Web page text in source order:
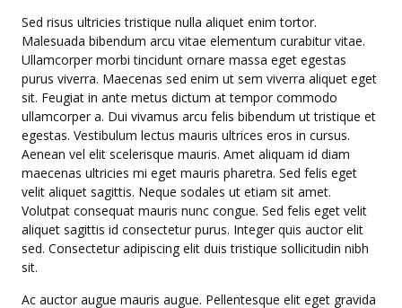
Sed risus ultricies tristique nulla aliquet enim tortor.
Malesuada bibendum arcu vitae elementum curabitur vitae.
Ullamcorper morbi tincidunt ornare massa eget egestas
purus viverra. Maecenas sed enim ut sem viverra aliquet eget
sit. Feugiat in ante metus dictum at tempor commodo
ullamcorper a. Dui vivamus arcu felis bibendum ut tristique et
egestas. Vestibulum lectus mauris ultrices eros in cursus.
Aenean vel elit scelerisque mauris. Amet aliquam id diam
maecenas ultricies mi eget mauris pharetra. Sed felis eget
velit aliquet sagittis. Neque sodales ut etiam sit amet.
Volutpat consequat mauris nunc congue. Sed felis eget velit
aliquet sagittis id consectetur purus. Integer quis auctor elit
sed. Consectetur adipiscing elit duis tristique sollicitudin nibh
sit.
Ac auctor augue mauris augue. Pellentesque elit eget gravida